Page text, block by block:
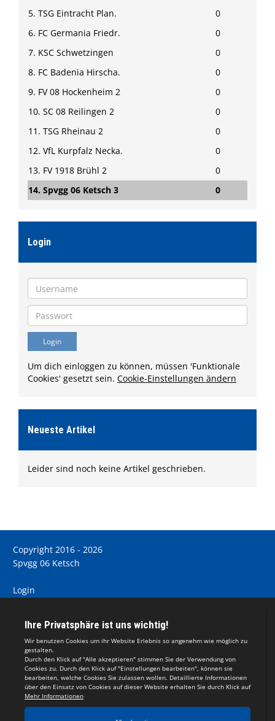
5. TSG Eintracht Plan.
0
6. FC Germania Friedr.
0
7. KSC Schwetzingen
0
8. FC Badenia Hirscha.
0
9. FV 08 Hockenheim 2
0
10. SC 08 Reilingen 2
0
11. TSG Rheinau 2
0
12. VfL Kurpfalz Necka.
0
13. FV 1918 Brühl 2
0
14. Spvgg 06 Ketsch 3
0
Login
Um dich einloggen zu können, müssen 'Funktionale
Cookies' gesetzt sein. Cookie-Einstellungen ändern
Neueste Artikel
Leider sind noch keine Artikel geschrieben.
Copyright 2016 - 2026
Spvgg 06 Ketsch
Login
Impressum
Teamsports 2
Dein Sportverein online